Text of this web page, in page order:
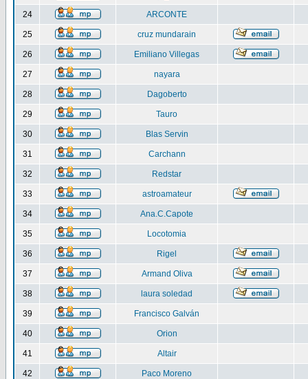
24 ARCONTE
25 cruz mundarain
26 Emiliano Villegas
27 nayara
28 Dagoberto
29 Tauro
30 Blas Servin
31 Carchann
32 Redstar
33 astroamateur
34 Ana.C.Capote
35 Locotomia
36 Rigel
37 Armand Oliva
38 laura soledad
39 Francisco Galván
40 Orion
41 Altair
42 Paco Moreno